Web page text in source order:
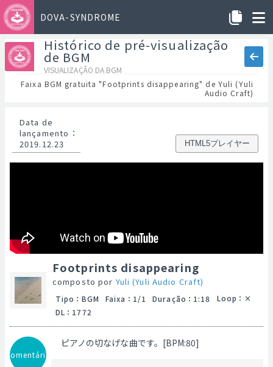
DOVA-SYNDROME
Histórico de pré-visualização
de BGM
VISUALIZAÇÃO DA BGM
Faixa BGM gratuita "Footprints disappearing" de Yuli (Yuli
Audio Craft)
Data de
lançamento ：
2019.12.23
HTML5プレイヤー
Footprints disappearing
composto por Yuli (Yuli Audio Craft)
Tipo ： BGM Faixa ： 1/1 Duração ： 1:18 Loop ：
DL ： 1772
Comentário
ピアノの切なげな曲です。[BPM:80]